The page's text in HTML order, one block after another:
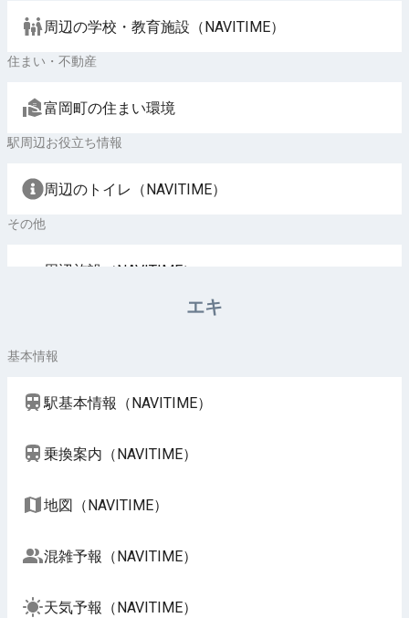
周辺の学校・教育施設（NAVITIME）
住まい・不動産
富岡町の住まい環境
駅周辺お役立ち情報
周辺のトイレ（NAVITIME）
その他
周辺施設（NAVITIME）
エキ
基本情報
駅基本情報（NAVITIME）
乗換案内（NAVITIME）
地図（NAVITIME）
混雑予報（NAVITIME）
天気予報（NAVITIME）